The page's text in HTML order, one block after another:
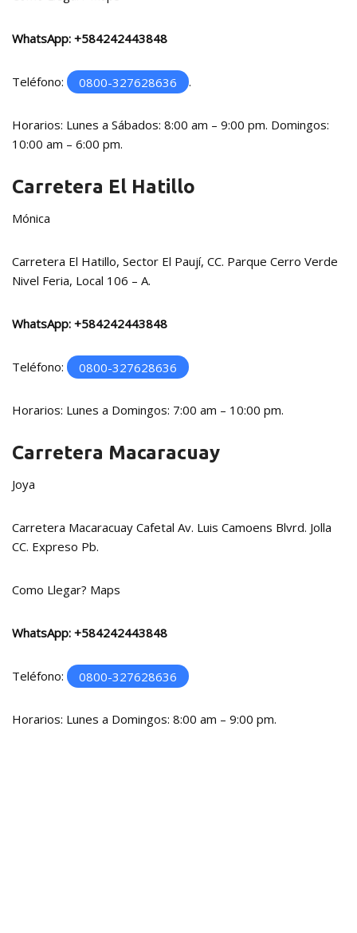
WhatsApp: +584242443848
Teléfono: 0800-327628636 .
Horarios: Lunes a Sábados: 8:00 am – 9:00 pm. Domingos:
10:00 am – 6:00 pm.
Carretera El Hatillo
Mónica
Carretera El Hatillo, Sector El Paují, CC. Parque Cerro Verde
Nivel Feria, Local 106 – A.
WhatsApp: +584242443848
Teléfono: 0800-327628636
Horarios: Lunes a Domingos: 7:00 am – 10:00 pm.
Carretera Macaracuay
Joya
Carretera Macaracuay Cafetal Av. Luis Camoens Blvrd. Jolla
CC. Expreso Pb.
Como Llegar? Maps
WhatsApp: +584242443848
Teléfono: 0800-327628636
Horarios: Lunes a Domingos: 8:00 am – 9:00 pm.